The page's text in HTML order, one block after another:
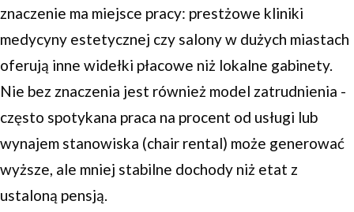
znaczenie ma miejsce pracy: prestżowe kliniki
medycyny estetycznej czy salony w dużych miastach
oferują inne widełki płacowe niż lokalne gabinety.
Nie bez znaczenia jest również model zatrudnienia -
często spotykana praca na procent od usługi lub
wynajem stanowiska (chair rental) może generować
wyższe, ale mniej stabilne dochody niż etat z
ustaloną pensją.